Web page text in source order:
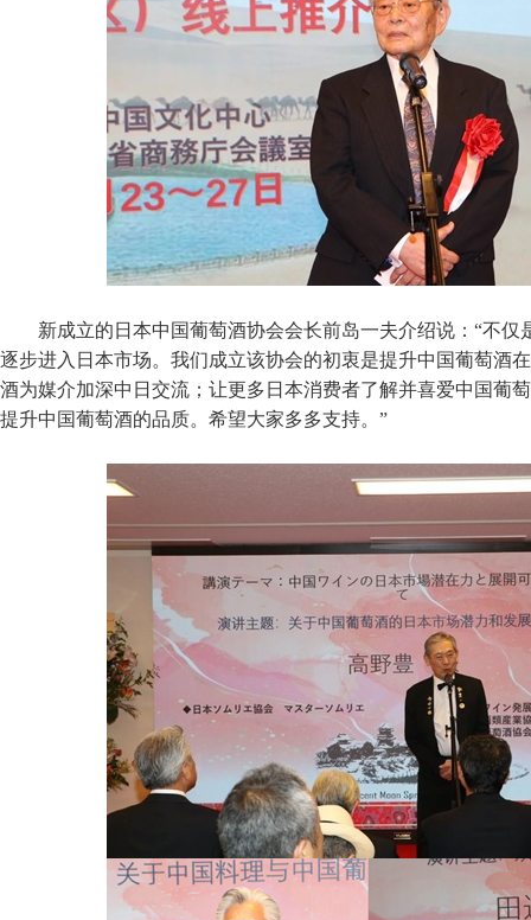
新成立的日本中国葡萄酒协会会长前岛一夫介绍说：“不
逐步进入日本市场。我们成立该协会的初衷是提升中国葡萄酒
酒为媒介加深中日交流；让更多日本消费者了解并喜爱中国葡
提升中国葡萄酒的品质。希望大家多多支持。”